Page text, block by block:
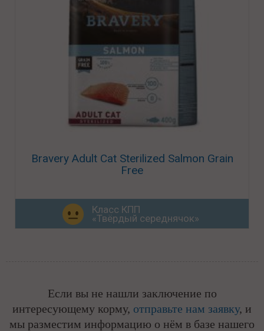
Bravery Adult Cat Sterilized Salmon Grain
Free
Класс КПП
«Твёрдый середнячок»
Если вы не нашли заключение по
интересующему корму, отправьте нам заявку, и
мы разместим информацию о нём в базе нашего